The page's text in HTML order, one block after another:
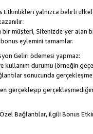
Etkinlikleri yalnızca belirli
müşteri, Sitenizde yer alan
bonus eylemini tamamlar.
Geliri ödemesi yapmaz:
kullanım durumu (örneğin
sonucunda
gerçekleşip
Bağlantılar, ilgili Bonus